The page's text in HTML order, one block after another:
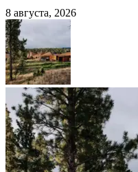
8 августа, 2026